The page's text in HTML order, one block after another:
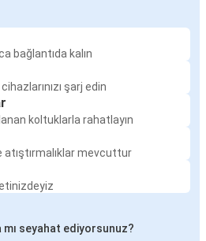
bağlantıda kalın
şarj edin
koltuklarla rahatlayın
mevcuttur
mı seyahat ediyorsunuz?